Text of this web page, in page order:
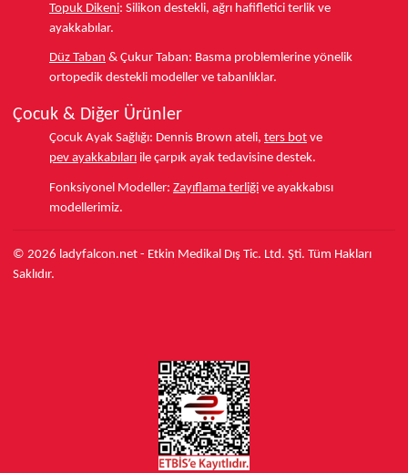
Topuk Dikeni: Silikon destekli, ağrı hafifletici terlik ve
ayakkabılar.
Düz Taban & Çukur Taban: Basma problemlerine yönelik
ortopedik destekli modeller ve tabanlıklar.
Çocuk & Diğer Ürünler
Çocuk Ayak Sağlığı: Dennis Brown ateli, ters bot ve
pev ayakkabıları ile çarpık ayak tedavisine destek.
Fonksiyonel Modeller: Zayıflama terliği ve ayakkabısı
modellerimiz.
© 2026 ladyfalcon.net - Etkin Medikal Dış Tic. Ltd. Şti. Tüm Hakları
Saklıdır.